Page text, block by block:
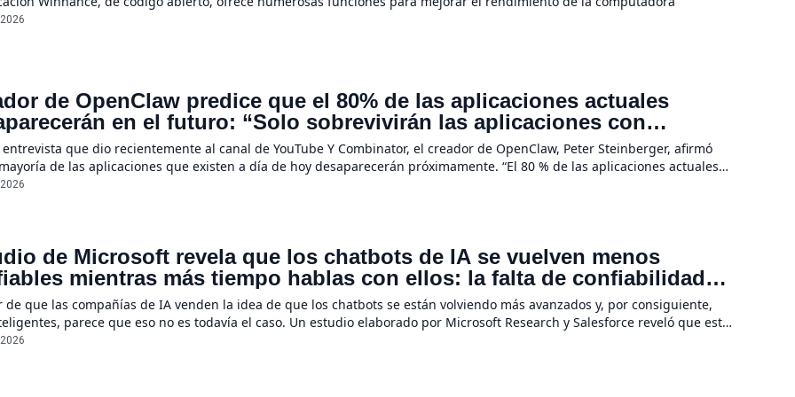
de OpenClaw predice que el 80% de las aplicaciones actuales
en el futuro: “Solo sobrevivirán las aplicaciones con
únicos o conexiones especiales a hardware
entrevista que dio recientemente al canal de YouTube Y Combinator, el creador de OpenClaw, Peter Steinberger, afirmó
de las aplicaciones que existen a día de hoy desaparecerán próximamente. “El 80 % de las aplicaciones actuales
por completo”, declaró Steinberger, quien asegura que la revolución de la IA no se […]
de Microsoft revela que los chatbots de IA se vuelven menos
mientras más tiempo hablas con ellos: la falta de confiabilidad
un 112%
de que las compañías de IA venden la idea de que los chatbots se están volviendo más avanzados y, por consiguiente,
parece que eso no es todavía el caso. Un estudio elaborado por Microsoft Research y Salesforce reveló que estas
a menudo se suelen “perder en la conversación” cuando sus tareas se […]